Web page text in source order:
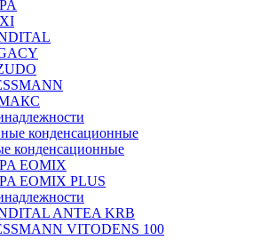
конденсационные
EOMIX
EOMIX PLUS
ANTEA KRB
VITODENS 100